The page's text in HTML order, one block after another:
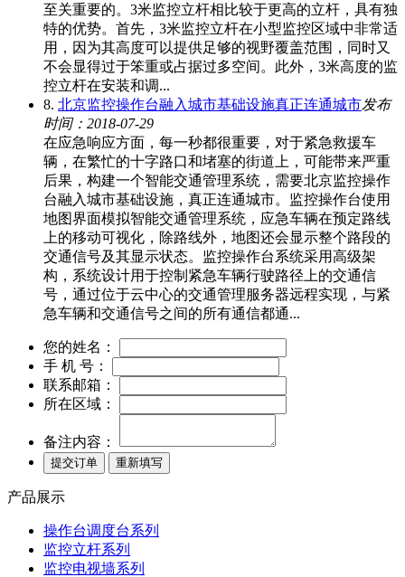
至关重要的。3米监控立杆相比较于更高的立杆，具有独
特的优势。首先，3米监控立杆在小型监控区域中非常适
用，因为其高度可以提供足够的视野覆盖范围，同时又
不会显得过于笨重或占据过多空间。此外，3米高度的监
控立杆在安装和调...
8. 北京监控操作台融入城市基础设施真正连通城市发布
时间：2018-07-29
在应急响应方面，每一秒都很重要，对于紧急救援车
辆，在繁忙的十字路口和堵塞的街道上，可能带来严重
后果，构建一个智能交通管理系统，需要北京监控操作
台融入城市基础设施，真正连通城市。监控操作台使用
地图界面模拟智能交通管理系统，应急车辆在预定路线
上的移动可视化，除路线外，地图还会显示整个路段的
交通信号及其显示状态。监控操作台系统采用高级架
构，系统设计用于控制紧急车辆行驶路径上的交通信
号，通过位于云中心的交通管理服务器远程实现，与紧
急车辆和交通信号之间的所有通信都通...
您的姓名：
手 机 号：
联系邮箱：
所在区域：
备注内容：
产品展示
操作台调度台系列
监控立杆系列
监控电视墙系列